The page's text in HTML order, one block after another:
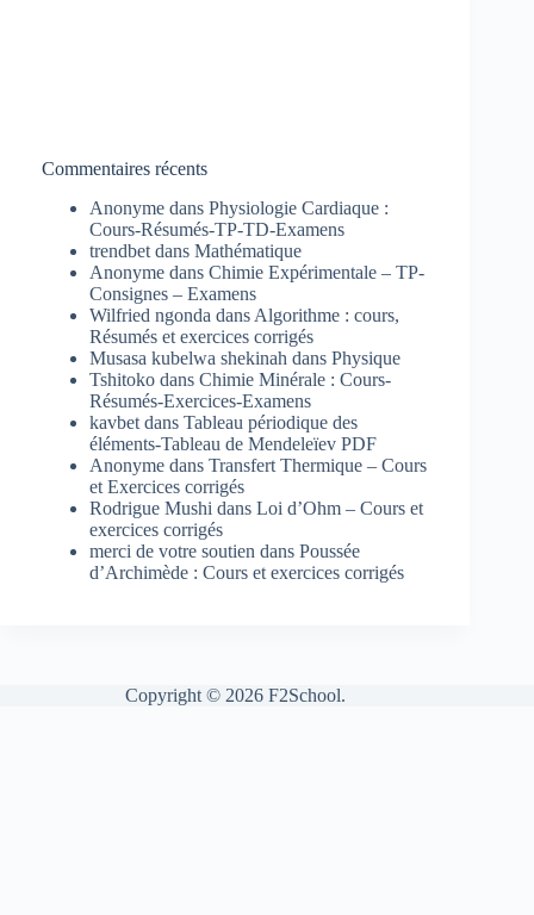
Commentaires récents
Anonyme dans Physiologie Cardiaque :
Cours-Résumés-TP-TD-Examens
trendbet dans Mathématique
Anonyme dans Chimie Expérimentale – TP-
Consignes – Examens
Wilfried ngonda dans Algorithme : cours,
Résumés et exercices corrigés
Musasa kubelwa shekinah dans Physique
Tshitoko dans Chimie Minérale : Cours-
Résumés-Exercices-Examens
kavbet dans Tableau périodique des
éléments-Tableau de Mendeleïev PDF
Anonyme dans Transfert Thermique – Cours
et Exercices corrigés
Rodrigue Mushi dans Loi d’Ohm – Cours et
exercices corrigés
merci de votre soutien dans Poussée
d’Archimède : Cours et exercices corrigés
Copyright © 2026 F2School.